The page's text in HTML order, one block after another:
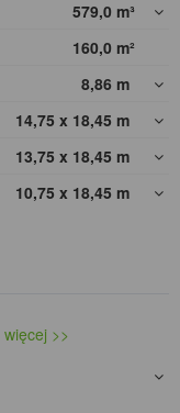
579,0 m³
160,0 m²
8,86 m
14,75 x 18,45 m
13,75 x 18,45 m
10,75 x 18,45 m
więcej >>